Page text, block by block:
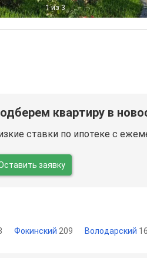
1 из 3
квартиру в
ставки по ипотеке с
заявку
Фокинский 209 Володарский